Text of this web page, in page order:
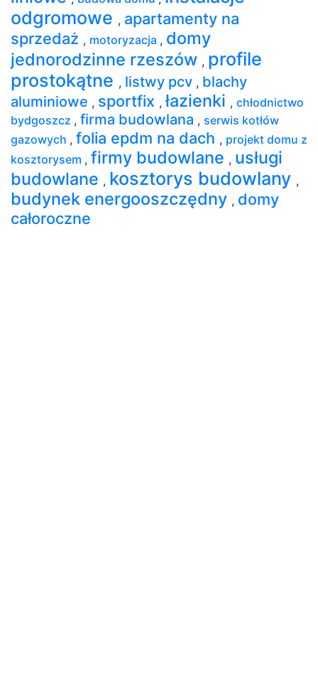
odgromowe , apartamenty na
sprzedaż , motoryzacja , domy
jednorodzinne rzeszów , profile
prostokątne , listwy pcv , blachy
aluminiowe , sportfix , łazienki , chłodnictwo
bydgoszcz , firma budowlana , serwis kotłów
gazowych , folia epdm na dach , projekt domu z
kosztorysem , firmy budowlane , usługi
budowlane , kosztorys budowlany ,
budynek energooszczędny , domy
całoroczne